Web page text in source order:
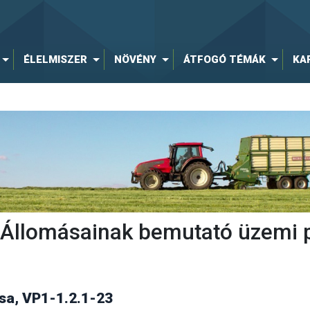
ÉLELMISZER NÖVÉNY ÁTFOGÓ TÉMÁK
bemutató üzemi
VP1-1.2.1-23